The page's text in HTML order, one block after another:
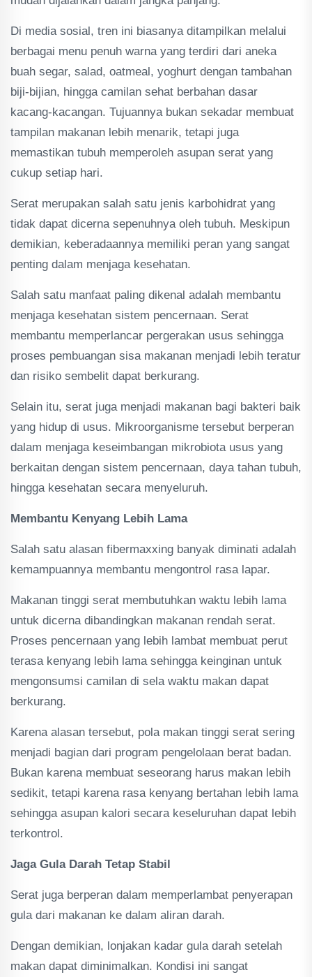
Di media sosial, tren ini biasanya ditampilkan melalui
berbagai menu penuh warna yang terdiri dari aneka
buah segar, salad, oatmeal, yoghurt dengan tambahan
biji-bijian, hingga camilan sehat berbahan dasar
kacang-kacangan. Tujuannya bukan sekadar membuat
tampilan makanan lebih menarik, tetapi juga
memastikan tubuh memperoleh asupan serat yang
cukup setiap hari.
Serat merupakan salah satu jenis karbohidrat yang
tidak dapat dicerna sepenuhnya oleh tubuh. Meskipun
demikian, keberadaannya memiliki peran yang sangat
penting dalam menjaga kesehatan.
Salah satu manfaat paling dikenal adalah membantu
menjaga kesehatan sistem pencernaan. Serat
membantu memperlancar pergerakan usus sehingga
proses pembuangan sisa makanan menjadi lebih teratur
dan risiko sembelit dapat berkurang.
Selain itu, serat juga menjadi makanan bagi bakteri baik
yang hidup di usus. Mikroorganisme tersebut berperan
dalam menjaga keseimbangan mikrobiota usus yang
berkaitan dengan sistem pencernaan, daya tahan tubuh,
hingga kesehatan secara menyeluruh.
Membantu Kenyang Lebih Lama
Salah satu alasan fibermaxxing banyak diminati adalah
kemampuannya membantu mengontrol rasa lapar.
Makanan tinggi serat membutuhkan waktu lebih lama
untuk dicerna dibandingkan makanan rendah serat.
Proses pencernaan yang lebih lambat membuat perut
terasa kenyang lebih lama sehingga keinginan untuk
mengonsumsi camilan di sela waktu makan dapat
berkurang.
Karena alasan tersebut, pola makan tinggi serat sering
menjadi bagian dari program pengelolaan berat badan.
Bukan karena membuat seseorang harus makan lebih
sedikit, tetapi karena rasa kenyang bertahan lebih lama
sehingga asupan kalori secara keseluruhan dapat lebih
terkontrol.
Jaga Gula Darah Tetap Stabil
Serat juga berperan dalam memperlambat penyerapan
gula dari makanan ke dalam aliran darah.
Dengan demikian, lonjakan kadar gula darah setelah
makan dapat diminimalkan. Kondisi ini sangat